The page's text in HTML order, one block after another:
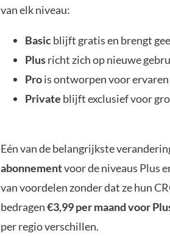
van elk niveau:
Basicblijft gratis en brengt
Plusricht zich op nieuwe
Prois ontworpen voor
Private blijft exclusief voor
Eén van de belangrijkste
abonnementvoor de niveaus Plus
van voordelen zonder dat ze hun
bedragen€3,99 per maand voor
per regio verschillen.